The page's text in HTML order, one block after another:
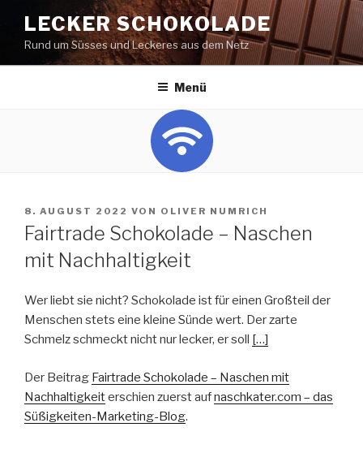
Inhalt
springen
LECKER SCHOKOLADE
Rund um Süsses und Leckeres aus dem Netz
Menü
VERÖFFENTLICHT
AM
8. AUGUST 2022 VON OLIVER NUMRICH
Fairtrade Schokolade – Naschen
mit Nachhaltigkeit
Wer liebt sie nicht? Schokolade ist für einen Großteil der
Menschen stets eine kleine Sünde wert. Der zarte
Schmelz schmeckt nicht nur lecker, er soll […]
Der Beitrag Fairtrade Schokolade – Naschen mit
Nachhaltigkeiterschien zuerst aufnaschkater.com – das
Süßigkeiten-Marketing-Blog.